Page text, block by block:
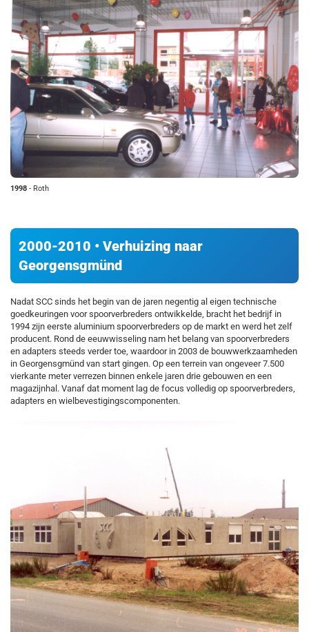
1998 - Roth
2000-2010 • Verhuizing naar
Georgensgmünd
Nadat SCC sinds het begin van de jaren negentig al eigen technische
goedkeuringen voor spoorverbreders ontwikkelde, bracht het bedrijf in
1994 zijn eerste aluminium spoorverbreders op de markt en werd het zelf
producent. Rond de eeuwwisseling nam het belang van spoorverbreders
en adapters steeds verder toe, waardoor in 2003 de bouwwerkzaamheden
in Georgensgmünd van start gingen. Op een terrein van ongeveer 7.500
vierkante meter verrezen binnen enkele jaren drie gebouwen en een
magazijnhal. Vanaf dat moment lag de focus volledig op spoorverbreders,
adapters en wielbevestigingscomponenten.